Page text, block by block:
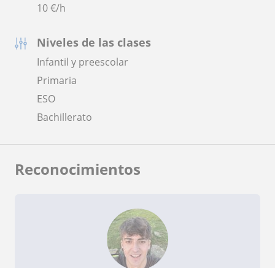
10€/h
Niveles de las clases
Infantil y preescolar
Primaria
ESO
Bachillerato
Reconocimientos